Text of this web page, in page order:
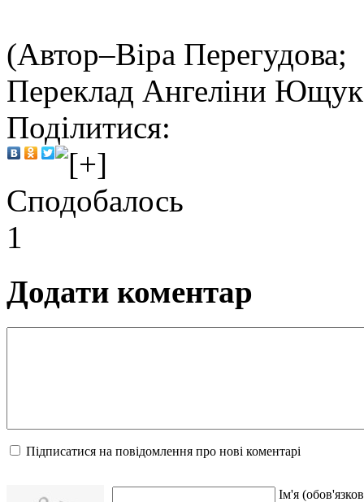
(Автор–Віра Перегудова;
Переклад Ангеліни
Поділитися:
Сподобалось
1
Додати коментар
Підписатися на повідомлення про нові коментарі
Ім'я